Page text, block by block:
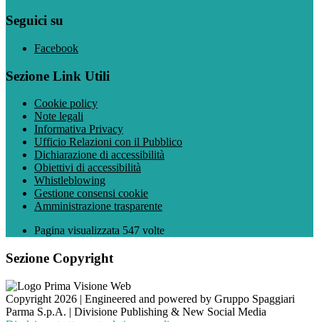
Seguici su
Facebook
Sezione Link Utili
Cookie policy
Note legali
Informativa Privacy
Ufficio Relazioni con il Pubblico
Dichiarazione di accessibilità
Obiettivi di accessibilità
Whistleblowing
Gestione consensi cookie
Amministrazione trasparente
Pagina visualizzata 547 volte
Sezione Copyright
Copyright 2026 | Engineered and powered by Gruppo Spaggiari
Parma S.p.A. | Divisione Publishing & New Social Media